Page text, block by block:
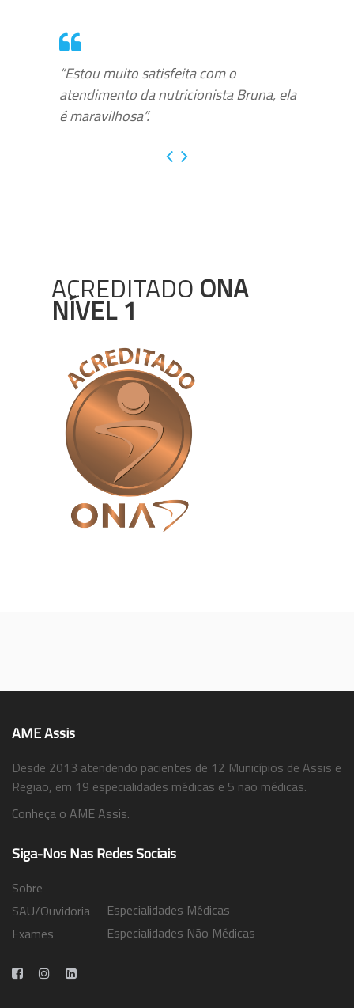
“Estou muito satisfeita com o
atendimento da nutricionista Bruna, ela
é maravilhosa”.
ACREDITADO ONA
NÍVEL 1
AME Assis
Desde 2013 atendendo pacientes de 12 Municípios de Assis e
Região, em 19 especialidades médicas e 5 não médicas.
Conheça o AME Assis.
Siga-Nos Nas Redes Sociais
Sobre
SAU/Ouvidoria
Exames
Especialidades Médicas
Especialidades Não Médicas